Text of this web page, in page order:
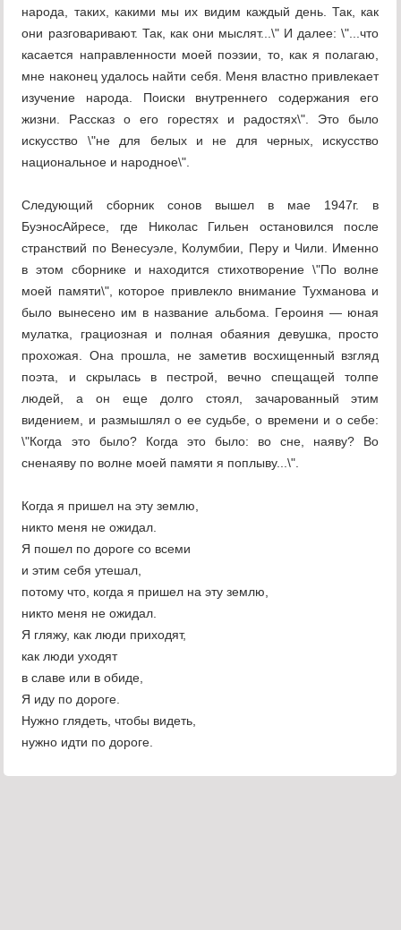
народа, таких, какими мы их видим каждый день. Так, как
они разговаривают. Так, как они мыслят...\" И далее: \"...что
касается направленности моей поэзии, то, как я полагаю,
мне наконец удалось найти себя. Меня властно привлекает
изучение народа. Поиски внутреннего содержания его
жизни. Рассказ о его горестях и радостях\". Это было
искусство \"не для белых и не для черных, искусство
национальное и народное\".
Следующий сборник сонов вышел в мае 1947г. в
БуэносАйресе, где Николас Гильен остановился после
странствий по Венесуэле, Колумбии, Перу и Чили. Именно
в этом сборнике и находится стихотворение \"По волне
моей памяти\", которое привлекло внимание Тухманова и
было вынесено им в название альбома. Героиня — юная
мулатка, грациозная и полная обаяния девушка, просто
прохожая. Она прошла, не заметив восхищенный взгляд
поэта, и скрылась в пестрой, вечно спещащей толпе
людей, а он еще долго стоял, зачарованный этим
видением, и размышлял о ее судьбе, о времени и о себе:
\"Когда это было? Когда это было: во сне, наяву? Во
сненаяву по волне моей памяти я поплыву...\".
Когда я пришел на эту землю,
никто меня не ожидал.
Я пошел по дороге со всеми
и этим себя утешал,
потому что, когда я пришел на эту землю,
никто меня не ожидал.
Я гляжу, как люди приходят,
как люди уходят
в славе или в обиде,
Я иду по дороге.
Нужно глядеть, чтобы видеть,
нужно идти по дороге.